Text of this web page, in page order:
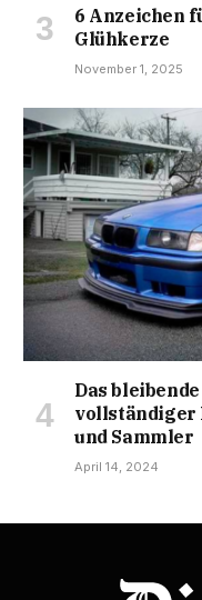
6 Anzeichen
Glühkerze
November 1, 2025
Das
vollständiger
und Sammler
April 14, 2024